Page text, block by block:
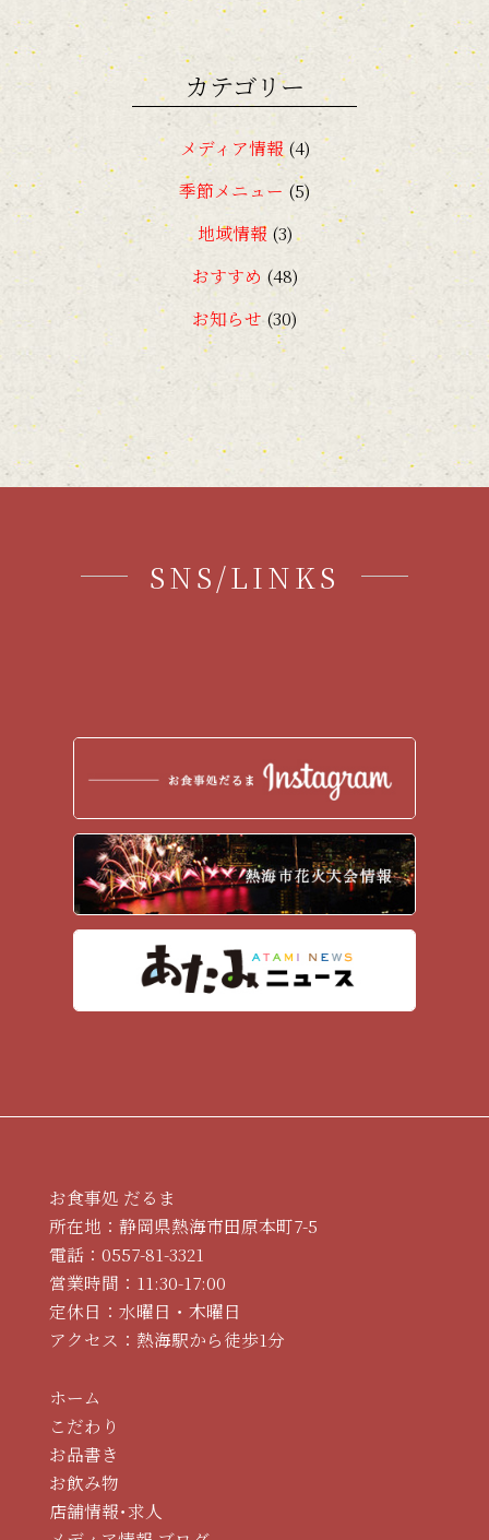
2018年11月
(1)
2018年7月
(1)
2018年4月(1)
2018年2月(1)
2018年1月(1)
2017年12月(1)
2017年11月(3)
2017年9月(1)
2017年7月
(2)
2017年5月
2017年4月(1)
2017年1月 (7)
カテゴリー
メディア情報 (4)
季節メニュー (5)
地域情報(3)
おすすめ (48)
お知らせ(30)
SNS/LINKS
お食事処 だるま
所在地：静岡県熱海市田原本町7-5
電話： 0557-81-3321
営業時間：11:30-17:00
定休日：水曜日・木曜日
アクセス：熱海駅から徒歩1分
ホーム
こだわり
お品書き
お飲み物
店舗情報･求人